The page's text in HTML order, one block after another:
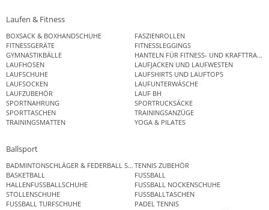
Laufen & Fitness
BOXSACK & BOXHANDSCHUHE
FASZIENROLLEN
FITNESSGERÄTE
FITNESSLEGGINGS
GYMNASTIKBÄLLE
HANTELN FÜR FITNESS- UND
LAUFHOSEN
LAUFJACKEN UND LAUFWESTEN
LAUFSCHUHE
LAUFSHIRTS UND LAUFTOPS
LAUFSOCKEN
LAUFUNTERWÄSCHE
LAUFZUBEHÖR
LAUF BH
SPORTNAHRUNG
SPORTRUCKSÄCKE
SPORTTASCHEN
TRAININGSANZÜGE
TRAININGSMATTEN
YOGA & PILATES
Ballsport
BADMINTONSCHLÄGER & FEDERBALL SETSTENNIS ZUBEHÖR
BASKETBALL
FUSSBALL
HALLENFUSSBALLSCHUHE
FUSSBALL NOCKENSCHUHE
STOLLENSCHUHE
FUSSBALLTASCHEN
FUSSBALL TURFSCHUHE
PADEL TENNIS